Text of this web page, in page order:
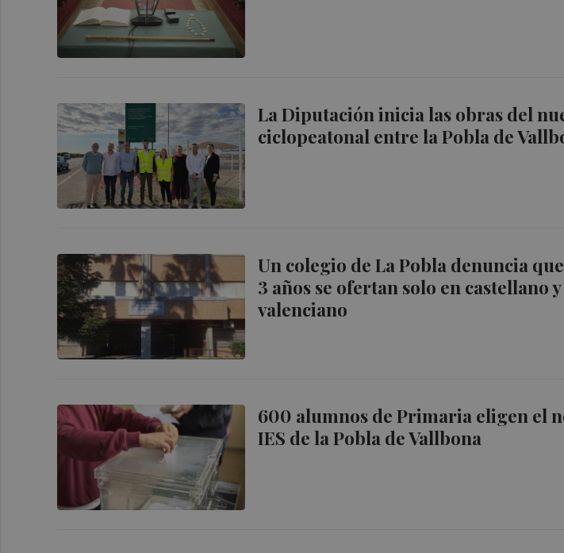
La Diputación inicia las obras del
ciclopeatonal entre la Pobla de
Un colegio de La Pobla denuncia
3 años se ofertan solo en castellano
valenciano
600 alumnos de Primaria eligen el
IES de la Pobla de Vallbona